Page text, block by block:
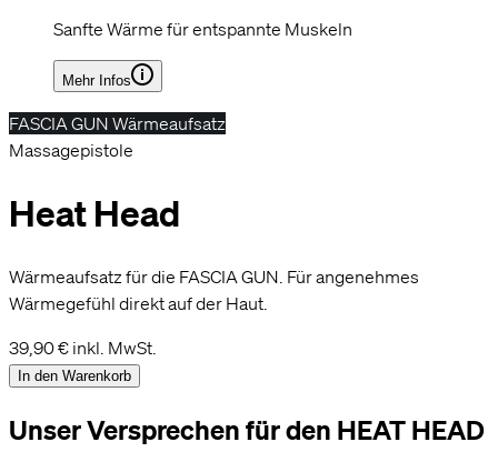
Sanfte Wärme für entspannte Muskeln
Mehr Infos
FASCIA GUN Wärmeaufsatz
Massagepistole
Heat Head
Wärmeaufsatz für die FASCIA GUN. Für angenehmes
Wärmegefühl direkt auf der Haut.
39,90 € inkl. MwSt.
In den Warenkorb
Unser Versprechen für den HEAT HEAD